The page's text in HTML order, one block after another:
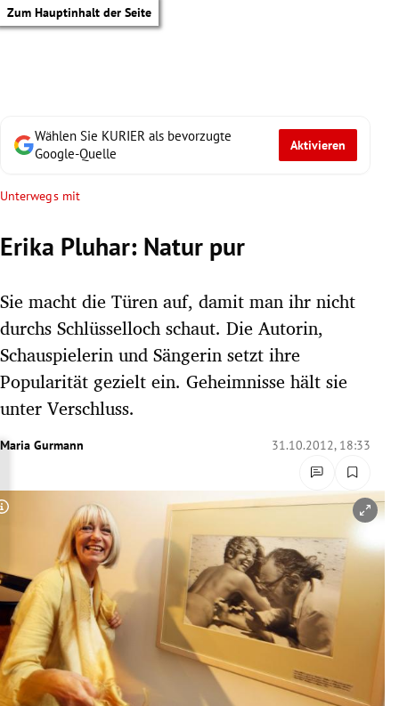
Zum Hauptinhalt der Seite
Untermenü
Untermenü
Untermenü
Untermenü
Untermenü
Untermenü
Untermenü
Wählen Sie KURIER als bevorzugte
Google-Quelle
Aktivieren
Unterwegs mit
Erika Pluhar: Natur pur
Sie macht die Türen auf, damit man ihr nicht
durchs Schlüsselloch schaut. Die Autorin,
Schauspielerin und Sängerin setzt ihre
Popularität gezielt ein. Geheimnisse hält sie
unter Verschluss.
Maria Gurmann 31.10.2012, 18:33
Copyright-Hinweis öffnen/schließen